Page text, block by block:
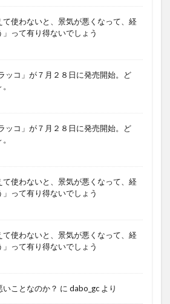
て使わないと、景気が悪くなって、経
って有り得ないでしょう
ッコ」が７月２８日に発売開始。ど
ッコ」が７月２８日に発売開始。ど
て使わないと、景気が悪くなって、経
って有り得ないでしょう
て使わないと、景気が悪くなって、経
って有り得ないでしょう
いことなのか？ に dabo_gc より